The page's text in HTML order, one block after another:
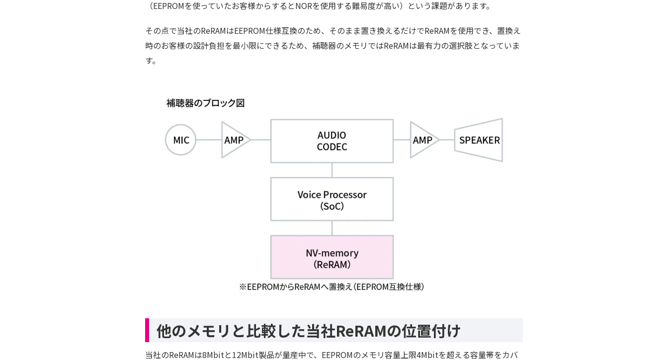
（EEPROMを使っていたお客様からするとNORを使用する難易度が高い）という課題があります。
その点で当社のReRAMはEEPROM仕様互換のため、そのまま置き換えるだけでReRAMを使用でき、置換え
時のお客様の設計負担を最小限にできるため、補聴器のメモリではReRAMは最有力の選択肢となっていま
す。
他のメモリと比較した当社ReRAMの位置付け
当社のReRAMは8Mbitと12Mbit製品が量産中で、EEPROMのメモリ容量上限4Mbitを超える容量帯をカバ